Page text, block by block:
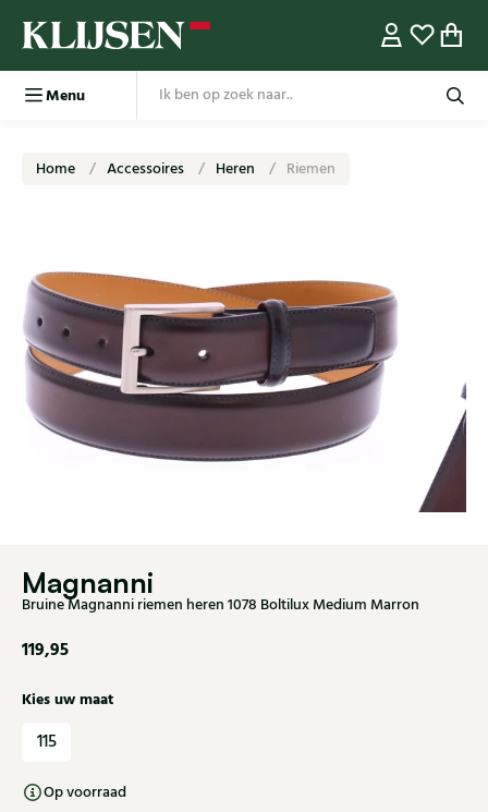
Menu
Home Accessoires Heren Riemen
Magnanni
Bruine Magnanni riemen heren 1078 Boltilux Medium Marron
119,95
Kies uw maat
115
Op voorraad